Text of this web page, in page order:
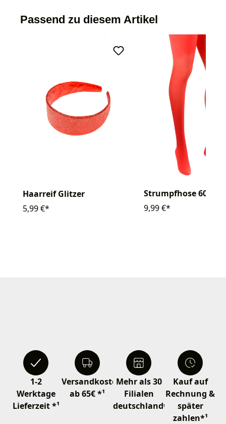
Passend zu diesem Artikel
Haarreif Glitzer
5,99 €*
Strumpfhose 60den
9,99 €*
1-2
Werktage
Lieferzeit *¹
Versandkostenfrei
ab 65€ *¹
Mehr als 30
Filialen
deutschlandweit
Kauf auf
Rechnung &
später
zahlen*¹